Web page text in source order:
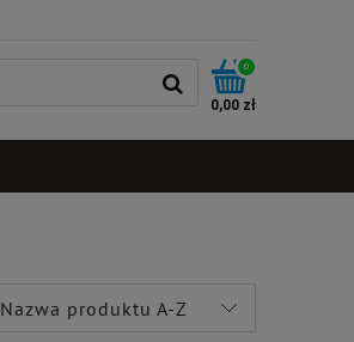
0
0,00 zł
Nazwa produktu A-Z